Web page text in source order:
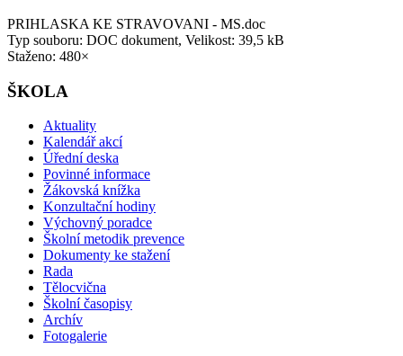
PRIHLASKA KE STRAVOVANI - MS.doc
Typ souboru: DOC dokument, Velikost: 39,5 kB
Staženo: 480×
ŠKOLA
Aktuality
Kalendář akcí
Úřední deska
Povinné informace
Žákovská knížka
Konzultační hodiny
Výchovný poradce
Školní metodik prevence
Dokumenty ke stažení
Rada
Tělocvična
Školní časopisy
Archív
Fotogalerie